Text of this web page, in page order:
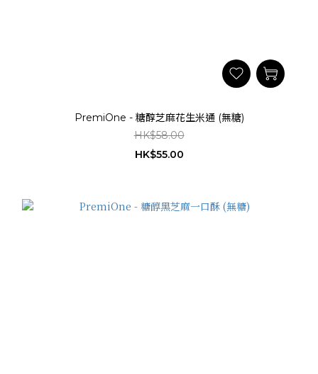
PremiOne - 糖醇芝麻花生米通 (無糖)
HK$58.00
HK$55.00